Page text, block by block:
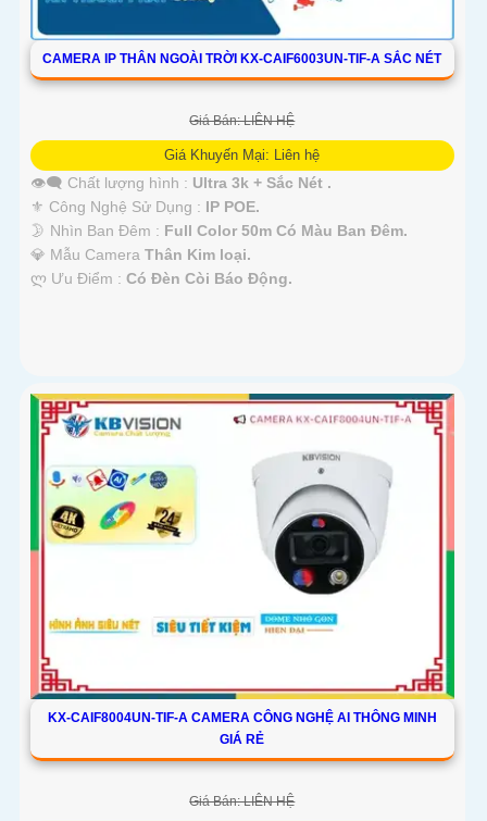
CAMERA IP THÂN NGOÀI TRỜI KX-CAIF6003UN-TIF-A SẮC NÉT
Giá Bán: LIÊN HỆ
Giá Khuyến Mại: Liên hệ
👁️‍🗨 Chất lượng hình : Ultra 3k + Sắc Nét .
⚜️ Công Nghệ Sử Dụng : IP POE.
🌛 Nhìn Ban Đêm : Full Color 50m Có Màu Ban Ðêm.
💎 Mẫu Camera Thân Kim loại.
️ლ Ưu Điểm : Có Ðèn Còi Báo Động.
KX-CAIF8004UN-TIF-A CAMERA CÔNG NGHỆ AI THÔNG MINH
GIÁ RẺ
Giá Bán: LIÊN HỆ